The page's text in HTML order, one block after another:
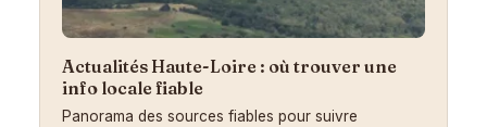
Actualités Haute-Loire : où trouver une
info locale fiable
Panorama des sources fiables pour suivre